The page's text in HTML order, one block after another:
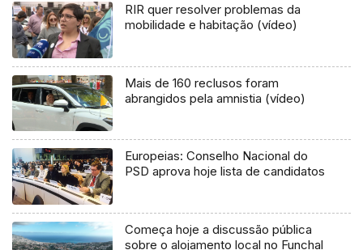
RIR quer resolver problemas da
mobilidade e habitação (vídeo)
Mais de 160 reclusos foram
abrangidos pela amnistia (vídeo)
Europeias: Conselho Nacional do
PSD aprova hoje lista de candidatos
Começa hoje a discussão pública
sobre o alojamento local no Funchal